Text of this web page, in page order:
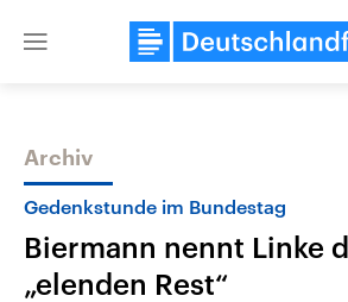
Close
Themen
Archiv
Gedenkstunde im Bundestag
Biermann nennt Linke
„elenden Rest“